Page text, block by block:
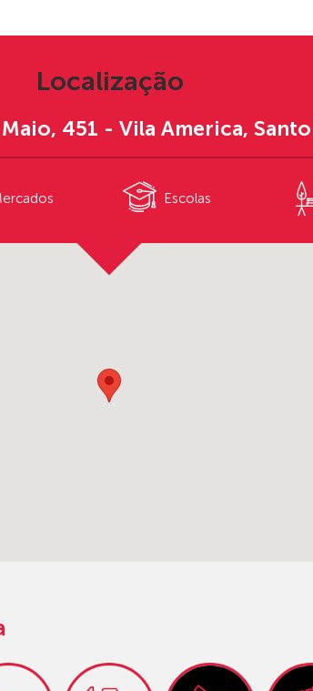
Localização
451 - Vila America,
Escolas